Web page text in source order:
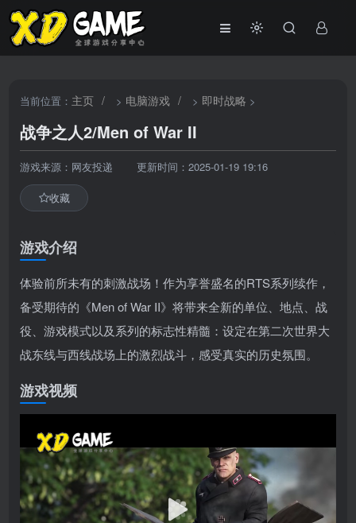
当前位置： 主页 / > 电脑游戏 / > 即时战略 >
战争之人2/Men of War II
游戏来源：网友投递 更新时间：2025-01-19 19:16
收藏
游戏介绍
体验前所未有的刺激战场！作为享誉盛名的RTS系列续作，
备受期待的《Men of War II》将带来全新的单位、地点、战
役、游戏模式以及系列的标志性精髓：设定在第二次世界大
战东线与西线战场上的激烈战斗，感受真实的历史氛围。
游戏视频